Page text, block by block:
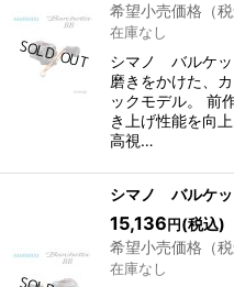
希望小売価格（税
在庫なし
シマノ バルケッ
磨きをかけた、
ックモデル。 前
き上げ性能を向
高視…
シマノ バルケ
15,136 円 (税込)
希望小売価格（税
在庫なし